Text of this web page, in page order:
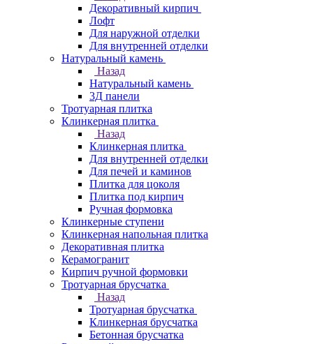
Декоративный кирпич
Лофт
Для наружной отделки
Для внутренней отделки
Натуральный камень
Назад
Натуральный камень
3Д панели
Тротуарная плитка
Клинкерная плитка
Назад
Клинкерная плитка
Для внутренней отделки
Для печей и каминов
Плитка для цоколя
Плитка под кирпич
Ручная формовка
Клинкерные ступени
Клинкерная напольная плитка
Декоративная плитка
Керамогранит
Кирпич ручной формовки
Тротуарная брусчатка
Назад
Тротуарная брусчатка
Клинкерная брусчатка
Бетонная брусчатка